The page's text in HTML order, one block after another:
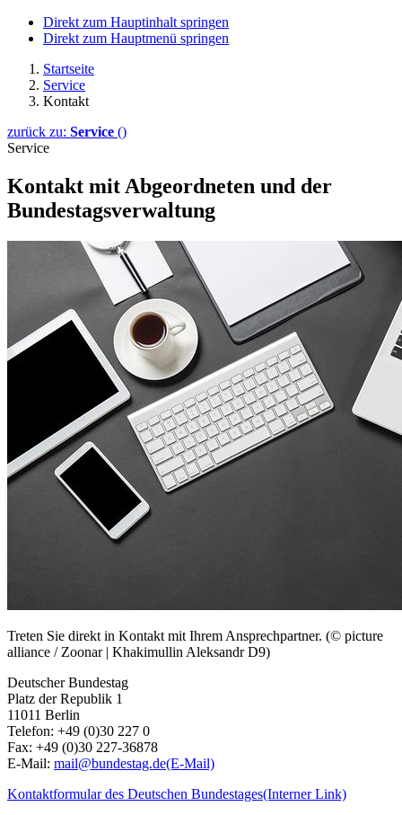
Direkt zum Hauptinhalt springen
Direkt zum Hauptmenü springen
Startseite
Service
Kontakt
zurück zu: Service ()
Service
Kontakt mit Abgeordneten und der
Bundestagsverwaltung
Treten Sie direkt in Kontakt mit Ihrem Ansprechpartner. (© picture
alliance / Zoonar | Khakimullin Aleksandr D9)
Deutscher Bundestag
Platz der Republik 1
11011 Berlin
Telefon: +49 (0)30 227 0
Fax: +49 (0)30 227-36878
E-Mail: mail@bundestag.de(E-Mail)
Kontaktformular des Deutschen Bundestages(Interner Link)